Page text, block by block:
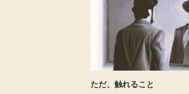
ただ、触れること